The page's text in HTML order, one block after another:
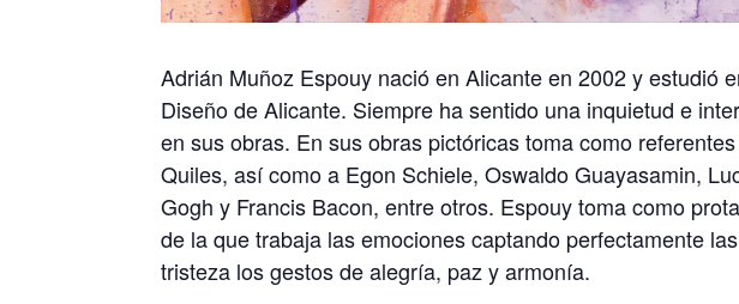
Adrián Muñoz Espouy nació en Alicante en 2002 y estudió
Diseño de Alicante. Siempre ha sentido una inquietud e
en sus obras. En sus obras pictóricas toma como
Quiles, así como a Egon Schiele, Oswaldo Guayasamin,
Gogh y Francis Bacon, entre otros. Espouy toma como
de la que trabaja las emociones captando perfectamente
tristeza los gestos de alegría, paz y armonía.